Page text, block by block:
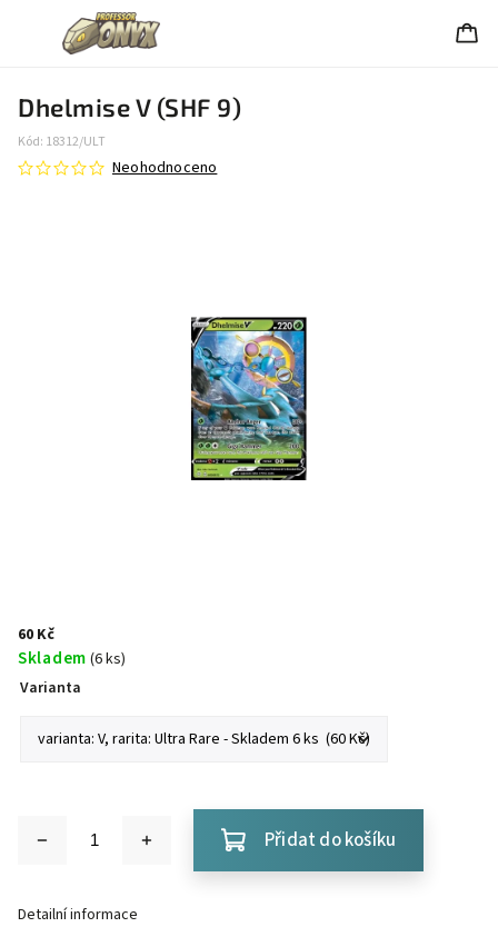
Dhelmise V (SHF 9)
Kód: 18312/ULT
Neohodnoceno
60 Kč
Skladem (6 ks)
Varianta
Přidat do košíku
Detailní informace